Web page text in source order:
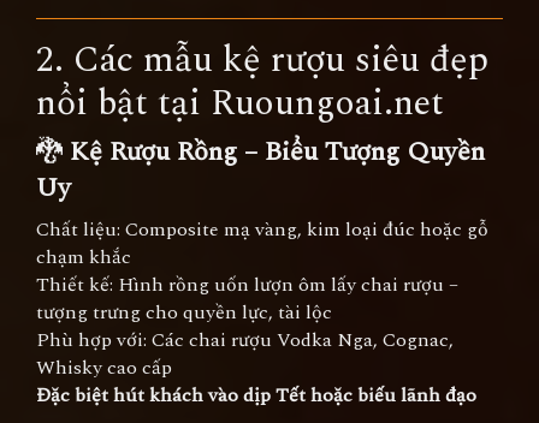
2. Các mẫu kệ rượu siêu đẹp
nổi bật tại Ruoungoai.net
🐉 Kệ Rượu Rồng – Biểu Tượng Quyền
Uy
Chất liệu: Composite mạ vàng, kim loại đúc hoặc gỗ
chạm khắc
Thiết kế: Hình rồng uốn lượn ôm lấy chai rượu –
tượng trưng cho quyền lực, tài lộc
Phù hợp với: Các chai rượu Vodka Nga, Cognac,
Whisky cao cấp
Đặc biệt hút khách vào dịp Tết hoặc biếu lãnh đạo